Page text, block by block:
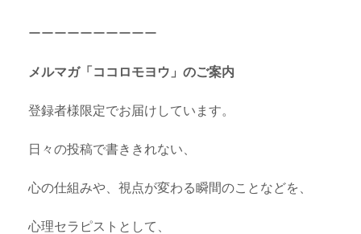
ーーーーーーーーーー
メルマガ「ココロモヨウ」のご案内
登録者様限定でお届けしています。
日々の投稿で書ききれない、
心の仕組みや、視点が変わる瞬間のことなどを、
心理セラピストとして、